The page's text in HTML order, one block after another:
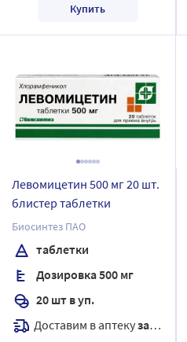
Купить
Левомицетин 500 мг 20 шт.
блистер таблетки
Биосинтез ПАО
таблетки
Дозировка 500 мг
20 шт в уп.
Доставим в аптекузавтра